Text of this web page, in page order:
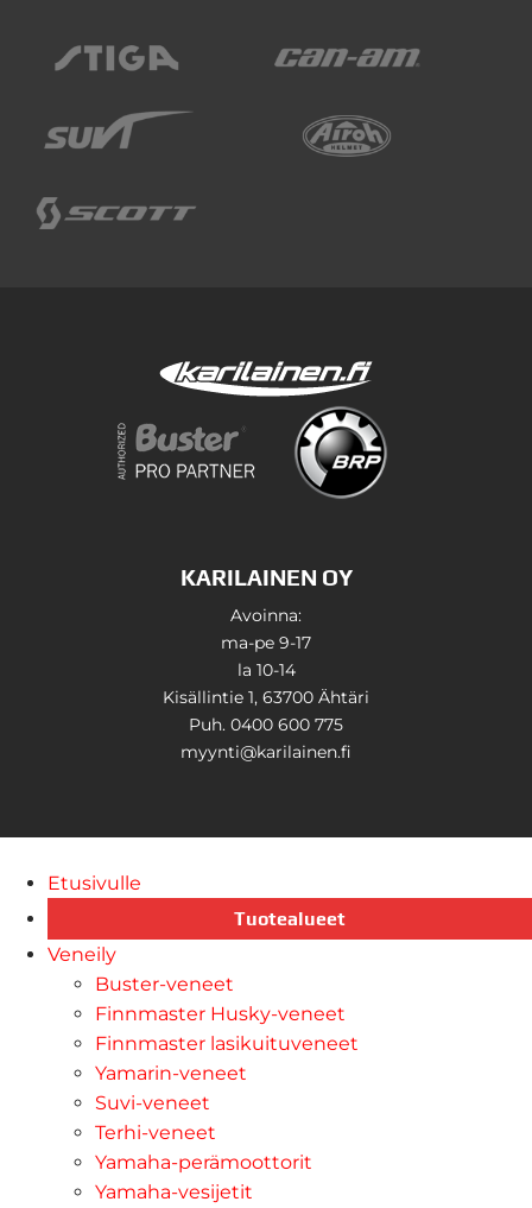
KARILAINEN OY
Avoinna:
ma-pe 9-17
la 10-14
Kisällintie 1, 63700 Ähtäri
Puh. 0400 600 775
myynti@karilainen.fi
Etusivulle
Tuotealueet
Veneily
Buster-veneet
Finnmaster Husky-veneet
Finnmaster lasikuituveneet
Yamarin-veneet
Suvi-veneet
Terhi-veneet
Yamaha-perämoottorit
Yamaha-vesijetit